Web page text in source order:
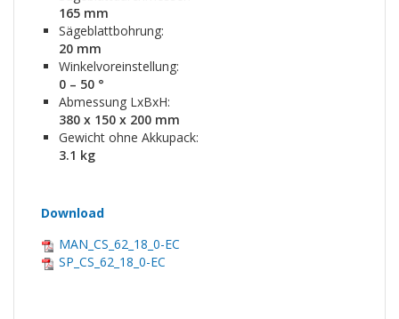
165 mm
Sägeblattbohrung:
20 mm
Winkelvoreinstellung:
0 – 50 °
Abmessung LxBxH:
380 x 150 x 200 mm
Gewicht ohne Akkupack:
3.1 kg
Download
MAN_CS_62_18_0-EC
SP_CS_62_18_0-EC